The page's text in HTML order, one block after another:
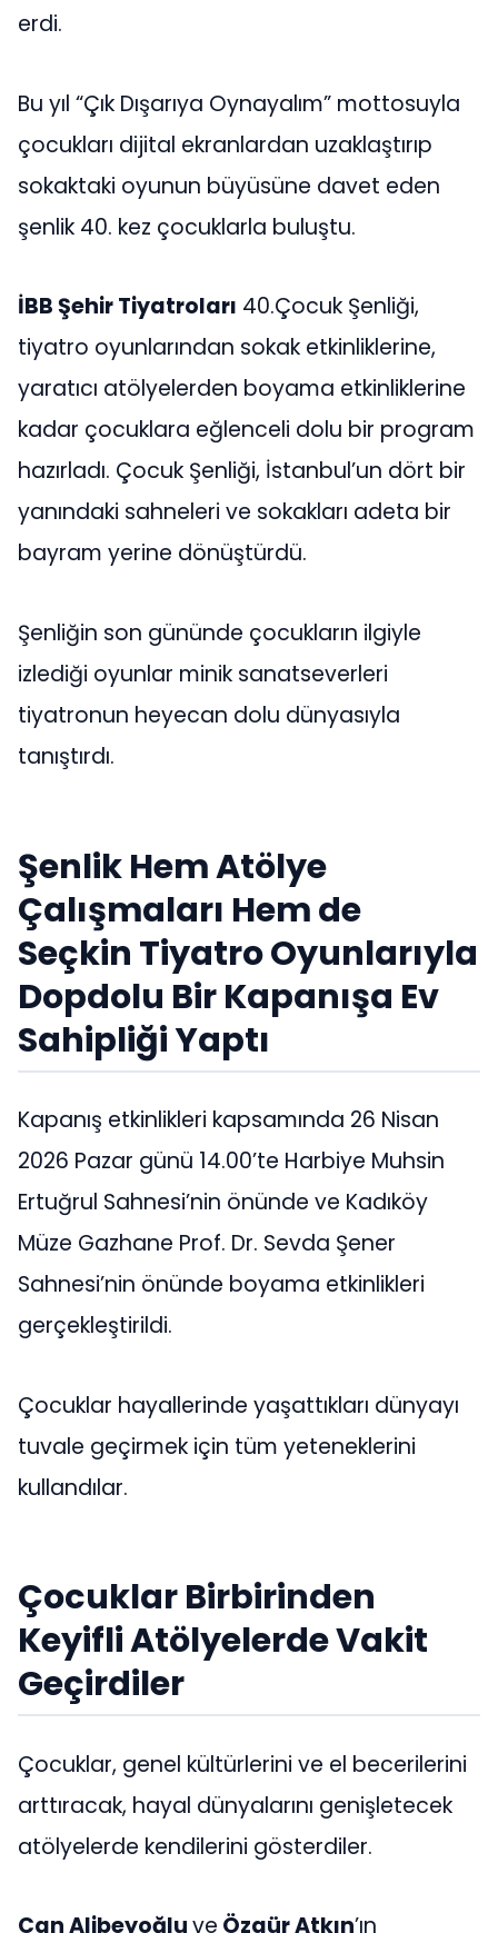
erdi.
Bu yıl “Çık Dışarıya Oynayalım” mottosuyla
çocukları dijital ekranlardan uzaklaştırıp
sokaktaki oyunun büyüsüne davet eden
şenlik 40. kez çocuklarla buluştu.
İBB Şehir Tiyatroları 40.Çocuk Şenliği,
tiyatro oyunlarından sokak etkinliklerine,
yaratıcı atölyelerden boyama etkinliklerine
kadar çocuklara eğlenceli dolu bir program
hazırladı. Çocuk Şenliği, İstanbul’un dört bir
yanındaki sahneleri ve sokakları adeta bir
bayram yerine dönüştürdü.
Şenliğin son gününde çocukların ilgiyle
izlediği oyunlar minik sanatseverleri
tiyatronun heyecan dolu dünyasıyla
tanıştırdı.
Şenlik Hem Atölye
Çalışmaları Hem de
Seçkin Tiyatro Oyunlarıyla
Dopdolu Bir Kapanışa Ev
Sahipliği Yaptı
Kapanış etkinlikleri kapsamında 26 Nisan
2026 Pazar günü 14.00’te Harbiye Muhsin
Ertuğrul Sahnesi’nin önünde ve Kadıköy
Müze Gazhane Prof. Dr. Sevda Şener
Sahnesi’nin önünde boyama etkinlikleri
gerçekleştirildi.
Çocuklar hayallerinde yaşattıkları dünyayı
tuvale geçirmek için tüm yeteneklerini
kullandılar.
Çocuklar Birbirinden
Keyifli Atölyelerde Vakit
Geçirdiler
Çocuklar, genel kültürlerini ve el becerilerini
arttıracak, hayal dünyalarını genişletecek
atölyelerde kendilerini gösterdiler.
Can Alibeyoğluve Özgür Atkın’ın